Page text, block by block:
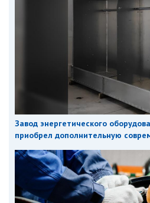
Завод энергетического
приобрел дополнительную